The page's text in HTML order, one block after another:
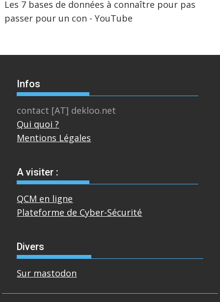
Les 7 bases de données à connaître pour pas
passer pour un con - YouTube
Infos
contact [AT] dekloo.net
Qui quoi ?
Mentions Légales
A visiter :
QCM en ligne
Plateforme de Cyber-Sécurité
Divers
Sur mastodon